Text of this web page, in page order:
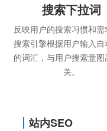
搜索下拉词
反映用户的搜索习惯和需
搜索引擎根据用户输入自
的词汇，与用户搜索意图
关。
站内SEO